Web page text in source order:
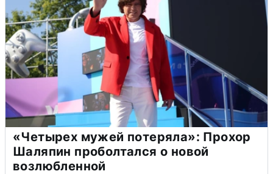
«Четырех мужей потеряла»: Прохор
Шаляпин проболтался о новой
возлюбленной